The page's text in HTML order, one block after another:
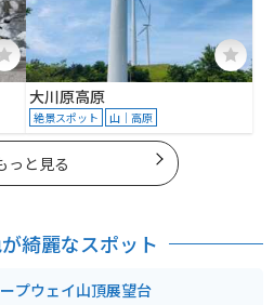
大川原高原
絶景スポット 山｜高原
っと見る
綺麗なスポット
プウェイ山頂展望台